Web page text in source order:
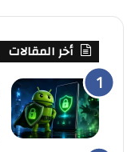
أخر المقالات